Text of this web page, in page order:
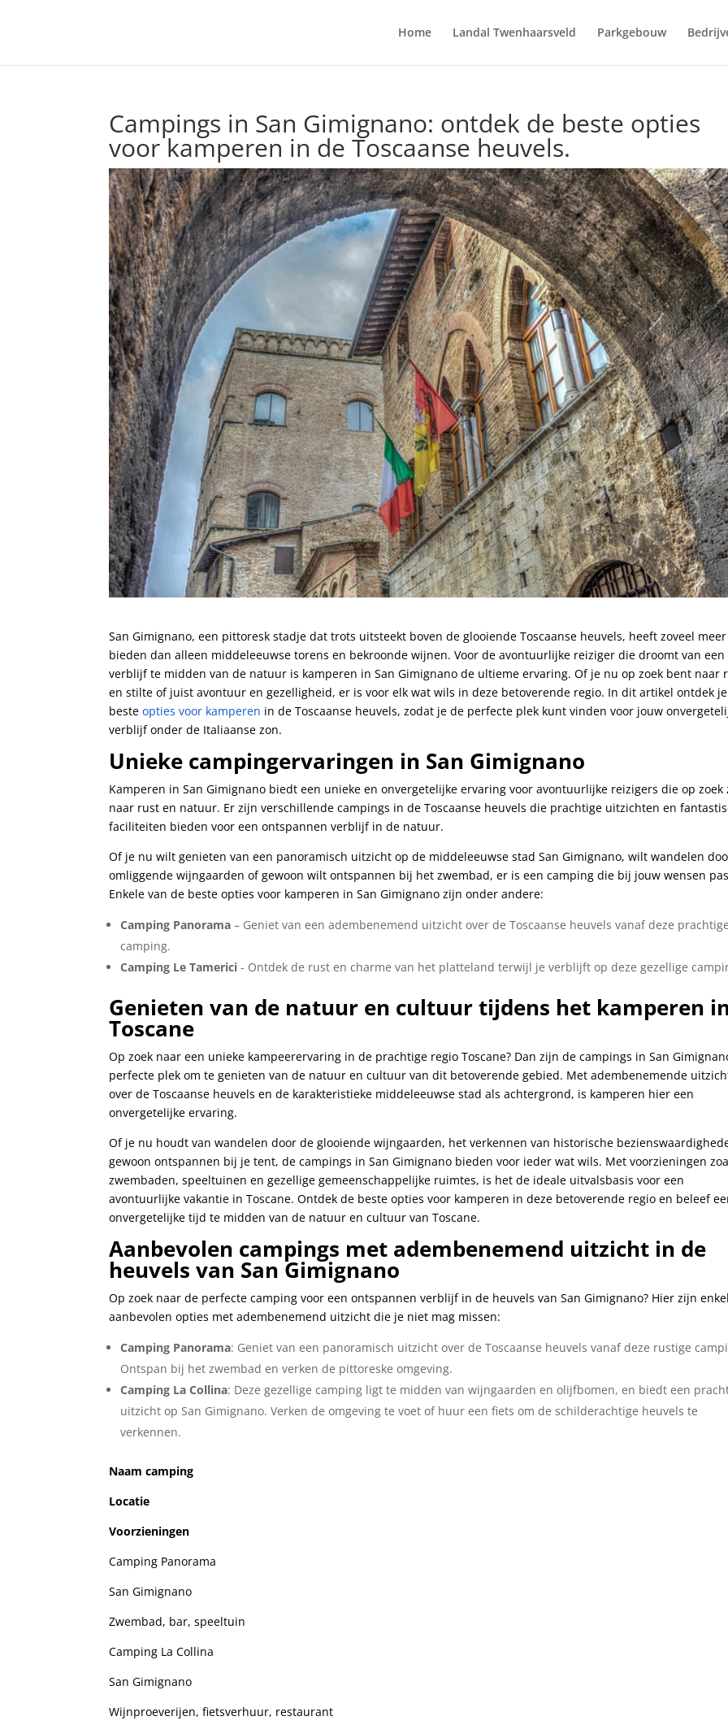
Home Landal Twenhaarsveld Parkgebouw
Campings in San Gimignano: ontdek de beste opties
voor kamperen in de Toscaanse heuvels.
San Gimignano, een⁤ pittoresk stadje ‌dat trots uitsteekt boven de glooiende Toscaanse ‌heuvels, ⁣heeft ​zoveel
bieden dan ⁢alleen middeleeuwse torens‌ en bekroonde ⁢wijnen. ⁤Voor de avontuurlijke reiziger⁢ die droomt van een ​
verblijf te⁣ midden ⁤van de⁣ natuur is kamperen in San ⁢Gimignano⁢ de ultieme ervaring. Of‍ je nu op ⁢zoek ‍bent naar
en stilte of juist avontuur en gezelligheid, er is voor elk wat wils in deze betoverende ‌regio. In dit artikel ontdek
besteopties voor kamperen in de Toscaanse‍ heuvels, zodat ​je de perfecte plek kunt ⁢vinden voor jouw
verblijf onder de Italiaanse zon.
Unieke campingervaringen in San Gimignano
Kamperen ​in San Gimignano biedt een unieke en onvergetelijke ervaring voor avontuurlijke reizigers die op zoek
‍naar rust en natuur. Er zijn verschillende campings in de Toscaanse⁢ heuvels die prachtige ⁤uitzichten en
faciliteiten bieden voor een ontspannen verblijf ⁢in de natuur.
Of je nu wilt genieten van⁣ een panoramisch uitzicht op de middeleeuwse stad San Gimignano, wilt wandelen
omliggende wijngaarden of‌ gewoon wilt ontspannen bij het zwembad, er is ‍een camping die bij jouw wensen
Enkele van de ⁣beste⁢ opties⁣ voor kamperen in San⁢ Gimignano zijn onder andere:
Camping Panorama – Geniet van een adembenemend uitzicht⁢ over de‍ Toscaanse heuvels vanaf​ deze
camping.
Camping Le Tamerici ⁤- Ontdek de rust en charme van het platteland terwijl je verblijft op deze gezellige
Genieten van de natuur en cultuur tijdens het‌ kamperen
Toscane
Op⁢ zoek naar een unieke kampeerervaring⁢ in de prachtige‌ regio Toscane? Dan zijn de campings in San
perfecte ‍plek ‍om te genieten van de​ natuur en cultuur van dit betoverende ‍gebied. Met adembenemende
⁢over de​ Toscaanse heuvels en de karakteristieke middeleeuwse stad als achtergrond, ​is kamperen hier een
⁢onvergetelijke ervaring.
Of je nu houdt⁢ van wandelen door de glooiende wijngaarden, het verkennen van historische
gewoon ontspannen bij​ je tent, ​de campings in San Gimignano ‌bieden voor ieder wat ​wils. Met​ voorzieningen
zwembaden, speeltuinen en gezellige gemeenschappelijke ruimtes, is het de ideale uitvalsbasis voor een
avontuurlijke ⁣vakantie in Toscane. Ontdek de beste​ opties voor kamperen in deze betoverende regio en‌ beleef
onvergetelijke tijd ‍te midden van de natuur en cultuur‌ van Toscane.
Aanbevolen‌ campings ⁣met adembenemend uitzicht in⁢ de
⁤heuvels​ van‍ San Gimignano
Op zoek naar de perfecte camping voor ⁢een ontspannen verblijf in de heuvels ⁢van San Gimignano? Hier zijn
aanbevolen opties met adembenemend uitzicht die je niet ⁣mag missen:
Camping Panorama: Geniet ⁢van een panoramisch uitzicht over de Toscaanse heuvels vanaf deze rustige
Ontspan bij ⁢het zwembad en verken de pittoreske omgeving.
Camping La Collina: Deze gezellige camping ligt te⁢ midden van wijngaarden en olijfbomen, en biedt een
uitzicht op San Gimignano. Verken de omgeving te voet⁤ of huur ‍een‌ fiets om de schilderachtige heuvels te
verkennen.
Naam camping
Locatie
Voorzieningen
Camping Panorama
San ⁣Gimignano
Zwembad, bar, speeltuin
Camping La Collina
San Gimignano
Wijnproeverijen, fietsverhuur, restaurant